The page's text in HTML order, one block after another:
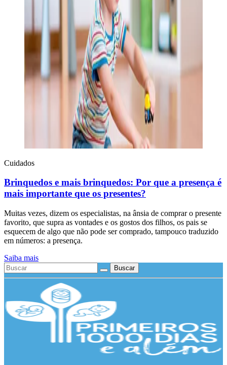
Cuidados
Brinquedos e mais brinquedos: Por que a presença é
mais importante que os presentes?
Muitas vezes, dizem os especialistas, na ânsia de comprar o presente
favorito, que supra as vontades e os gostos dos filhos, os pais se
esquecem de algo que não pode ser comprado, tampouco traduzido
em números: a presença.
Saiba mais
Buscar